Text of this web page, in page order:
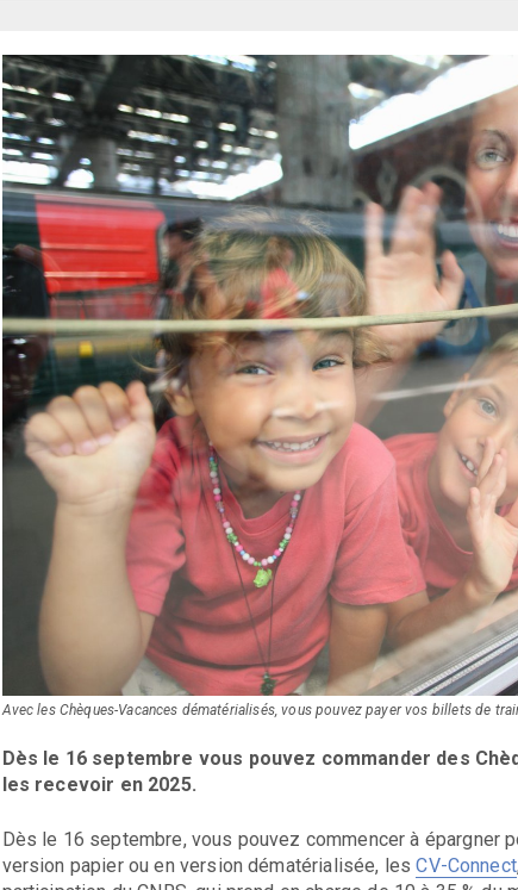
Avec les Chèques-Vacances dématérialisés, vous pouvez payer vos billets de
Dès le 16 septembre vous pouvez commander des
les recevoir en 2025.
Dès le 16 septembre, vous pouvez commencer à épargner
version papier ou en version dématérialisée, lesCV-Connect